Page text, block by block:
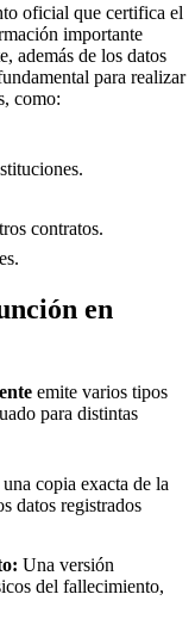
oficial que certifica el
importante
además de los datos
para realizar
como:
contratos.
en
emite varios tipos
para distintas
una copia exacta de la
datos registrados
Una versión
del fallecimiento,